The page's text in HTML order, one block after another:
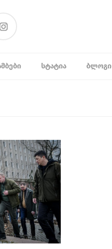
ᲡᲢᲐᲢᲘᲐ ᲑᲚᲝᲒᲘ